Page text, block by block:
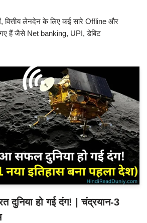
वित्तीय लेनदेन के लिए कई सारे Offline और
गए हैं जैसे Net banking, UPI, डेबिट
दुनिया हो गई दंग! | चंद्रयान-3